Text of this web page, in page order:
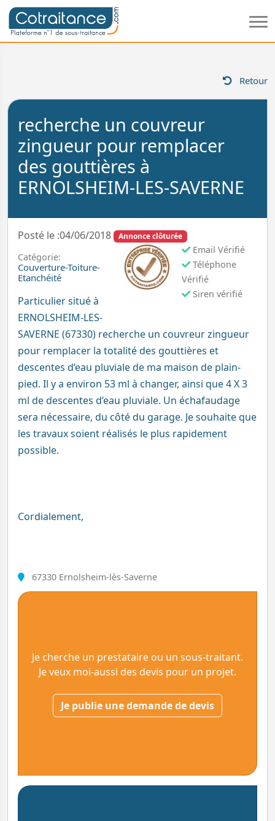
Retour
recherche un couvreur
zingueur pour remplacer
des gouttières à
ERNOLSHEIM-LES-SAVERNE
Posté le :04/06/2018 Annonce clôturée
Email Vérifié
Téléphone
Vérifié
Siren vérifié
Catégorie:
Couverture-Toiture-
Etanchéité
Particulier situé à
ERNOLSHEIM-LES-
SAVERNE (67330) recherche un couvreur zingueur
pour remplacer la totalité des gouttières et
descentes d’eau pluviale de ma maison de plain-
pied. Il y a environ 53 ml à changer, ainsi que 4 X 3
ml de descentes d’eau pluviale. Un échafaudage
sera nécessaire, du côté du garage. Je souhaite que
les travaux soient réalisés le plus rapidement
possible.
Cordialement,
67330 Ernolsheim-lès-Saverne
Je cherche un prestataire ou un sous-traitant.
Je veux moi-aussi des devis pour un projet.
Je publie une demande de devis